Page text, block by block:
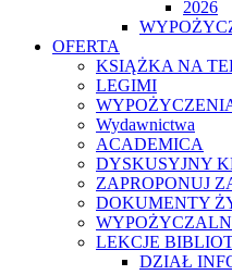
2026
OFERTA
KSIĄŻKA NA
LEGIMI
Wydawnictwa
ACADEMICA
DYSKUSYJNY
ZAPROPONUJ
DOKUMENTY
LEKCJE
DZIAŁ